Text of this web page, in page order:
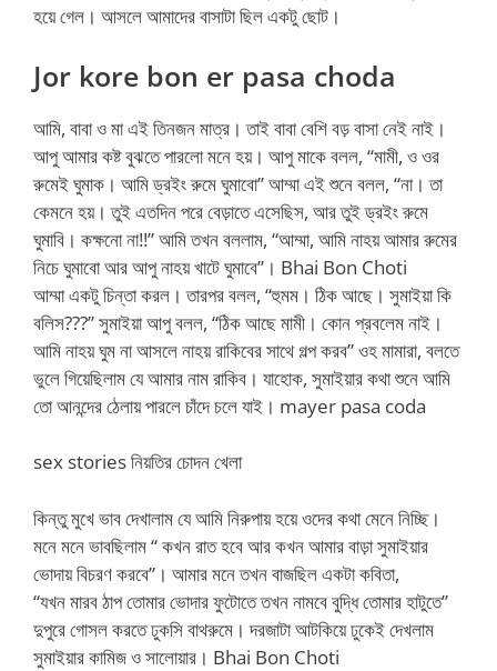
হয়ে গেল। আসলে আমাদের বাসাটা ছিল একটু ছোট।
Jor kore bon er pasa choda
আমি, বাবা ও মা এই তিনজন মাত্র। তাই বাবা বেশি বড় বাসা নেই নাই।
আপু আমার কষ্ট বুঝতে পারলো মনে হয়। আপু মাকে বলল, “মামী, ও ওর
রুমেই ঘুমাক। আমি ড্রইং রুমে ঘুমাবো” আম্মা এই শুনে বলল, “না। তা
কেমনে হয়। তুই এতদিন পরে বেড়াতে এসেছিস, আর তুই ড্রইং রুমে
ঘুমাবি। কক্ষনো না!!” আমি তখন বললাম, “আম্মা, আমি নাহয় আমার রুমের
নিচে ঘুমাবো আর আপু নাহয় খাটে ঘুমাবে”। Bhai Bon Choti
আম্মা একটু চিন্তা করল। তারপর বলল, “হুমম। ঠিক আছে। সুমাইয়া কি
বলিস???” সুমাইয়া আপু বলল, “ঠিক আছে মামী। কোন প্রবলেম নাই।
আমি নাহয় ঘুম না আসলে নাহয় রাকিবের সাথে গল্প করব” ওহ মামারা, বলতে
ভুলে গিয়েছিলাম যে আমার নাম রাকিব। যাহোক, সুমাইয়ার কথা শুনে আমি
তো আনন্দের ঠেলায় পারলে চাঁদে চলে যাই। mayer pasa coda
sex stories নিয়তির চোদন খেলা
কিন্তু মুখে ভাব দেখালাম যে আমি নিরুপায় হয়ে ওদের কথা মেনে নিচ্ছি।
মনে মনে ভাবছিলাম “ কখন রাত হবে আর কখন আমার বাড়া সুমাইয়ার
ভোদায় বিচরণ করবে”। আমার মনে তখন বাজছিল একটা কবিতা,
“যখন মারব ঠাপ তোমার ভোদার ফুটোতে তখন নামবে বুদ্ধি তোমার হাটুতে”
দুপুরে গোসল করতে ঢুকসি বাথরুমে। দরজাটা আটকিয়ে ঢুকেই দেখলাম
সুমাইয়ার কামিজ ও সালোয়ার। Bhai Bon Choti